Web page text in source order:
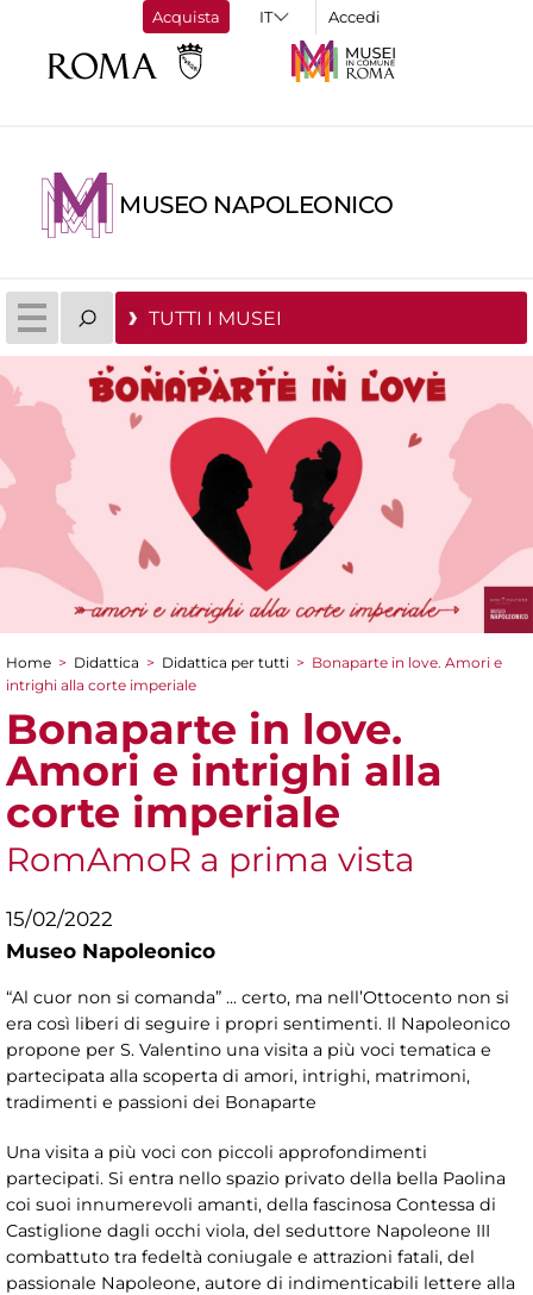
Acquista Accedi
MUSEO NAPOLEONICO
TUTTI I MUSEI
Tu sei qui
Home > Didattica > Didattica per tutti > Bonaparte in love. Amori e
intrighi alla corte imperiale
Bonaparte in love.
Amori e intrighi alla
corte imperiale
RomAmoR a prima vista
15/02/2022
Museo Napoleonico
“Al cuor non si comanda” ... certo, ma nell’Ottocento non si
era così liberi di seguire i propri sentimenti. Il Napoleonico
propone per S. Valentino una visita a più voci tematica e
partecipata alla scoperta di amori, intrighi, matrimoni,
tradimenti e passioni dei Bonaparte
Una visita a più voci con piccoli approfondimenti
partecipati. Si entra nello spazio privato della bella Paolina
coi suoi innumerevoli amanti, della fascinosa Contessa di
Castiglione dagli occhi viola, del seduttore Napoleone III
combattuto tra fedeltà coniugale e attrazioni fatali, del
passionale Napoleone, autore di indimenticabili lettere alla